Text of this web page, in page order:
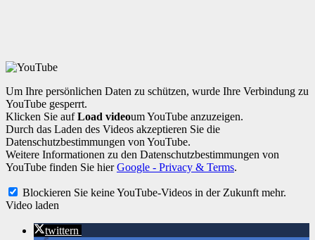
Um Ihre persönlichen Daten zu schützen, wurde Ihre Verbindung zu
YouTube gesperrt.
Klicken Sie aufLoad videoum YouTube anzuzeigen.
Durch das Laden des Videos akzeptieren Sie die
Datenschutzbestimmungen von YouTube.
Weitere Informationen zu den Datenschutzbestimmungen von
YouTube finden Sie hierGoogle - Privacy & Terms.
Blockieren Sie keine YouTube-Videos in der Zukunft mehr.
Video laden
twittern